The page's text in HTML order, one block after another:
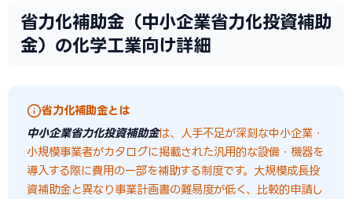
省力化補助金（中小企業省力化投資補助
金）の化学工業向け詳細
省力化補助金とは
中小企業省力化投資補助金は、人手不足が深刻な中小企業・
小規模事業者がカタログに掲載された汎用的な設備・機器を
導入する際に費用の一部を補助する制度です。大規模成長投
資補助金と異なり事業計画書の難易度が低く、比較的申請し